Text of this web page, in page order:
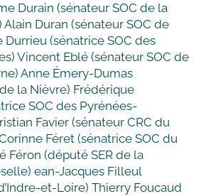
Durain (sénateur SOC de la
Duran (sénateur SOC de
Durrieu (sénatrice SOC des
Vincent Eblé (sénateur SOC de
Anne Émery-Dumas
la Nièvre) Frédérique
SOC des Pyrénées-
Favier (sénateur CRC du
Féret (sénatrice SOC du
Féron (député SER de la
ean-Jacques Filleul
et-Loire) Thierry Foucaud